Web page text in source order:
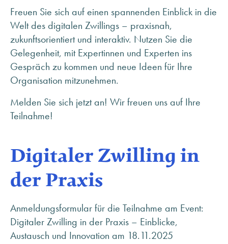
Freuen Sie sich auf einen spannenden Einblick in die
Welt des digitalen Zwillings – praxisnah,
zukunftsorientiert und interaktiv. Nutzen Sie die
Gelegenheit, mit Expertinnen und Experten ins
Gespräch zu kommen und neue Ideen für Ihre
Organisation mitzunehmen.
Melden Sie sich jetzt an! Wir freuen uns auf Ihre
Teilnahme!
Digitaler Zwilling in
der Praxis
Anmeldungsformular für die Teilnahme am Event:
Digitaler Zwilling in der Praxis – Einblicke,
Austausch und Innovation am 18.11.2025